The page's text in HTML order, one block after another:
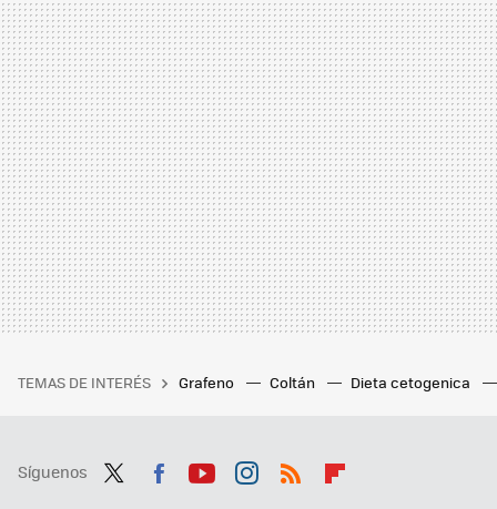
TEMAS DE INTERÉS Grafeno Coltán Dieta cetogenica
Síguenos